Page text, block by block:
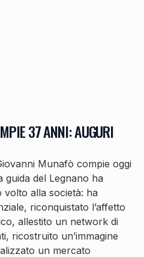
37 ANNI: AUGURI
Munafò compie oggi
guida del Legnano ha
volto alla società: ha
riconquistato l’affetto
allestito un network di
ricostruito un’immagine
un mercato